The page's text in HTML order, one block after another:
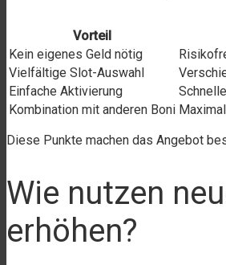
Vorteil
Kein eigenes Geld nötig
Vielfältige Slot-Auswahl
Einfache Aktivierung
Kombination mit anderen Boni
Diese Punkte machen das Angebot
Wie nutzen
erhöhen?